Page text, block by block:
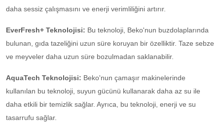
daha sessiz çalışmasını ve enerji verimliliğini artırır.
EverFresh+ Teknolojisi: Bu teknoloji, Beko'nun buzdolaplarında
bulunan, gıda tazeliğini uzun süre koruyan bir özelliktir. Taze sebze
ve meyveler daha uzun süre bozulmadan saklanabilir.
AquaTech Teknolojisi: Beko'nun çamaşır makinelerinde
kullanılan bu teknoloji, suyun gücünü kullanarak daha az su ile
daha etkili bir temizlik sağlar. Ayrıca, bu teknoloji, enerji ve su
tasarrufu sağlar.